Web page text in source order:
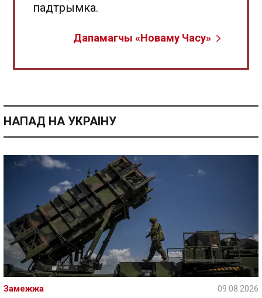
падтрымка.
Дапамагчы «Новаму Часу»
НАПАД НА УКРАІНУ
Замежжа 09.08.2026